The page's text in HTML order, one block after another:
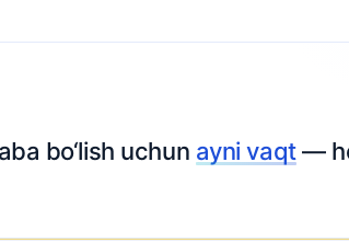
bo‘lish uchun ayni vaqt—